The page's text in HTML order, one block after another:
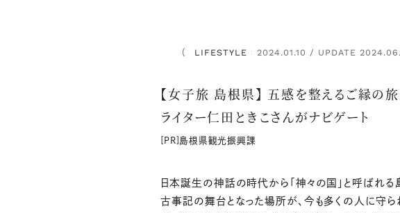
LIFESTYLE ： 2024.01.10 / UPDATE
【女子旅 島根県】 五感を整えるご縁の
ライター仁田ときこさんがナビゲート
[PR]島根県観光振興課
日本誕生の神話の時代から「神々の国」と呼ばれる
古事記の舞台となった場所が、今も多くの人に守ら